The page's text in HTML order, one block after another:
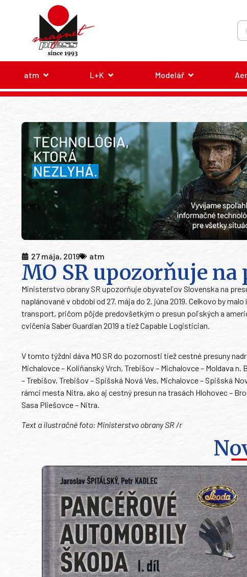
atm L+K Modelář
27 mája, 2019 atm
MO SR upozorňuje
Ministerstvo obrany SR upozorňuje obyvateľov Slovenska na
naplánované v období od 27. mája do 2. júna 2019. Celkovo by
transport, pričom pôjde predovšetkým o presun poľských a
cvičenia Saber Guardian 2019 a tiež Capable Logistician.
V tomto týždni dáva MO SR do pozornosti tiež cestné presuny
Michalovce – Koliňanský Vrch, Trebišov – Michalovce – Moldava
– Trebišov, Trebišov – Spišská Nová Ves, Michalovce – Spišská
rámci mesta Nitra, ako aj cestný presun na trasách Hlohovec –
Sasa Pliešovce – Nitra.
Text a ilustračné foto: Ministerstvo obrany SR /r